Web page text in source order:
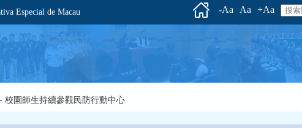
Especial de Macau -Aa Aa +Aa
校園師生持續參觀民防行動中心